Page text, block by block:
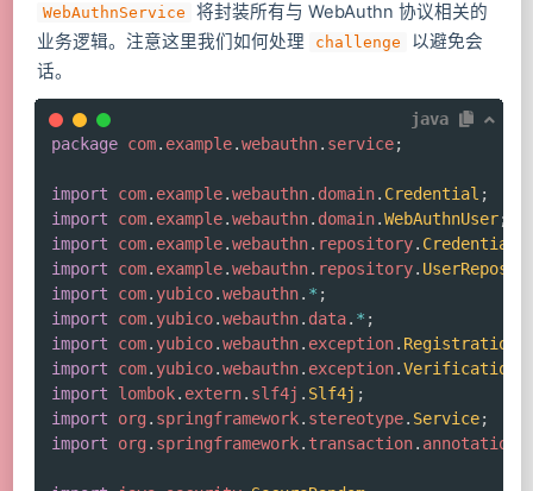
WebAuthnService
将封装所有与 WebAuthn 协议相关的
业务逻辑。注意这里我们如何处理
challenge
以避免会
话。
java
package com. example.webauthn. service;
import com. example.webauthn. domain. Credential ;
import
com. example.webauthn. domain.WebAuthnUser;
import
com. example.webauthn. repository.
import
com. example.webauthn. repository.
import
com. yubico.webauthn. * ;
import
com. yubico.webauthn. data. * ;
import
com. yubico.webauthn. exception.
import
com. yubico.webauthn. exception.
import
lombok. extern. slf4j . Slf4j ;
import
org. springframework. stereotype. Service;
import
org. springframework. transaction. annotation